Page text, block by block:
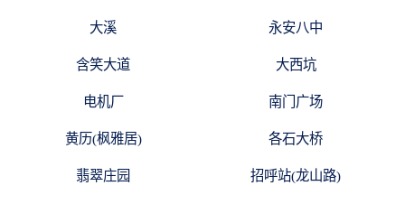
大溪 永安八中
含笑大道 大西坑
电机厂 南门广场
黄历(枫雅居) 各石大桥
翡翠庄园 招呼站(龙山路)